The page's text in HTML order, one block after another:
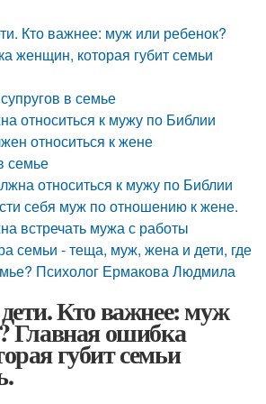
Кто важнее: муж или ребенок?
женщин, которая губит семьи
в семье
относиться к мужу по Библии
относиться к жене
семье
относиться к мужу по Библии
себя муж по отношению к жене.
встречать мужа с работы
семьи - теща, муж, жена и дети, где
Психолог Ермакова Людмила
Кто важнее: муж
Главная ошибка
губит семьи